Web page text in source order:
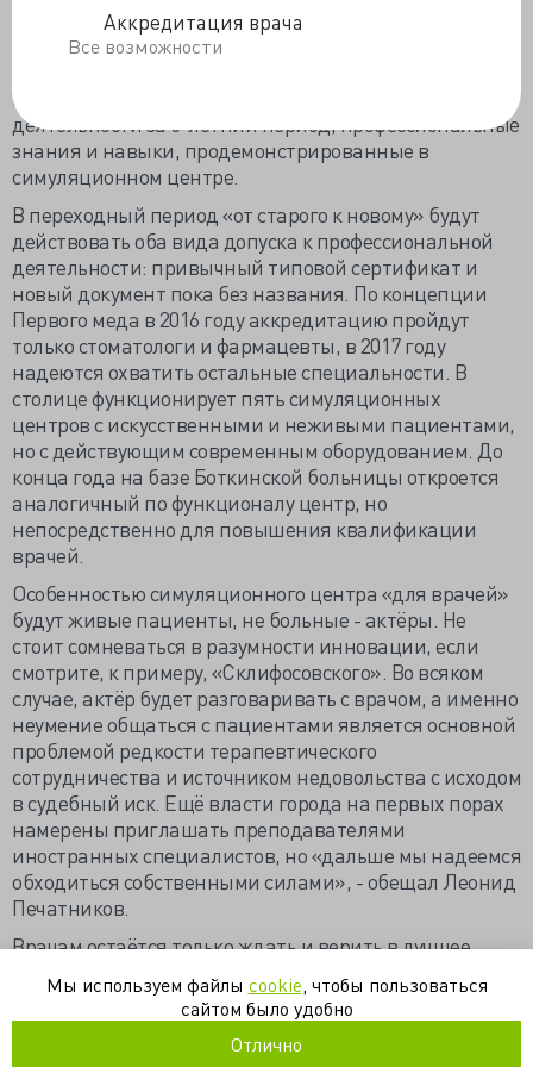
Аккредитация врача
Все возможности
независимостью и объективностью процесса оценки
знаний врача будут следить экспертный и
профессиональное портфолио, видимо, отчёт о
деятельности за 5-летний период, профессиональные
знания и навыки, продемонстрированные в
симуляционном центре.
В переходный период «от старого к новому» будут
действовать оба вида допуска к профессиональной
деятельности: привычный типовой сертификат и
новый документ пока без названия. По концепции
Первого меда в 2016 году аккредитацию пройдут
только стоматологи и фармацевты, в 2017 году
надеются охватить остальные специальности. В
столице функционирует пять симуляционных
центров с искусственными и неживыми пациентами,
но с действующим современным оборудованием. До
конца года на базе Боткинской больницы откроется
аналогичный по функционалу центр, но
непосредственно для повышения квалификации
врачей.
Особенностью симуляционного центра «для врачей»
будут живые пациенты, не больные - актёры. Не
стоит сомневаться в разумности инновации, если
смотрите, к примеру, «Склифосовского». Во всяком
случае, актёр будет разговаривать с врачом, а именно
неумение общаться с пациентами является основной
проблемой редкости терапевтического
сотрудничества и источником недовольства с исходом
в судебный иск. Ещё власти города на первых порах
намерены приглашать преподавателями
иностранных специалистов, но «дальше мы надеемся
обходиться собственными силами», - обещал Леонид
Печатников.
Врачам остаётся только ждать и верить в лучшее.
Квалификацию столичных врачей проверят на
актерах (www.m24.ru)
Медики пойдут по этапам (kommersant.ru)
Мы используем файлы cookie , чтобы пользоваться
сайтом было удобно
Отлично